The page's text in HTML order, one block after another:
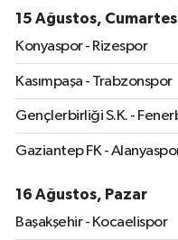
15 Ağustos,
Konyaspor - Rizespor
Kasımpaşa - Trabzonspor
Gençlerbirliği S.K. -
Gaziantep FK -
16 Ağustos, Pazar
Başakşehir - Kocaelispor